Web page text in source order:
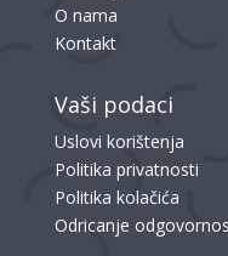
O nama
Kontakt
Vaši podaci
Uslovi korištenja
Politika privatnosti
Politika kolačića
Odricanje